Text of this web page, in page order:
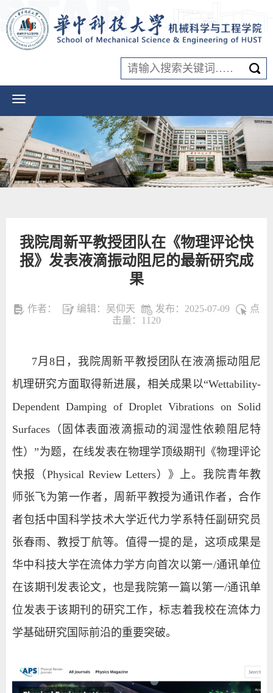
我院周新平教授团队在《物理评论快
报》发表液滴振动阻尼的最新研究成
果
作者： 编辑：吴仰天 发布：2025-07-09
点
击量：
1120
7月8日，我院周新平教授团队在液滴振动阻尼
机理研究方面取得新进展，相关成果以“Wettability-
Dependent Damping of Droplet Vibrations on Solid
Surfaces（固体表面液滴振动的润湿性依赖阻尼特
性）”为题，在线发表在物理学顶级期刊《物理评论
快报（Physical Review Letters）》上。我院青年教
师张飞为第一作者，周新平教授为通讯作者，合作
者包括中国科学技术大学近代力学系特任副研究员
张春雨、教授丁航等。值得一提的是，这项成果是
华中科技大学在流体力学方向首次以第一/通讯单位
在该期刊发表论文，也是我院第一篇以第一/通讯单
位发表于该期刊的研究工作，标志着我校在流体力
学基础研究国际前沿的重要突破。